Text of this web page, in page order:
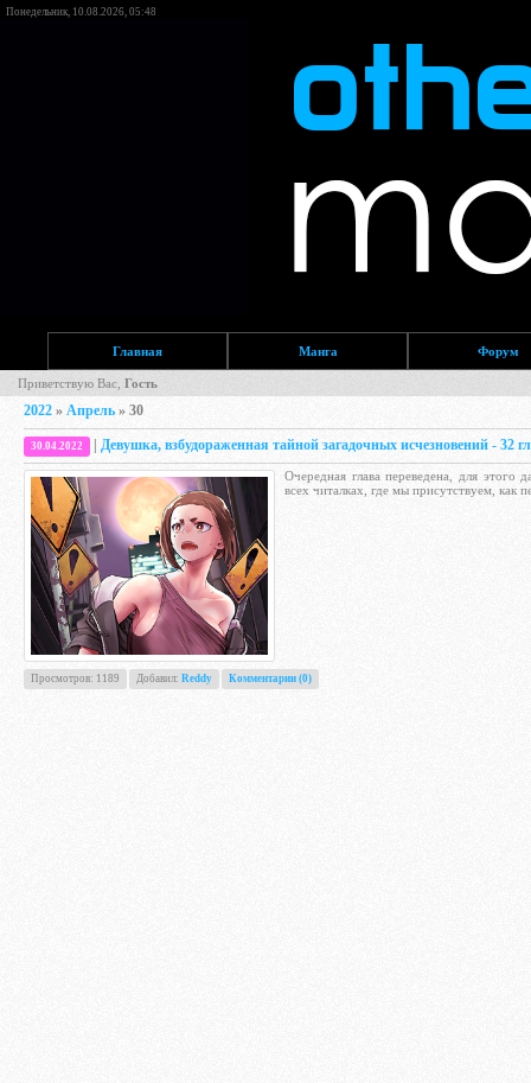
Понедельник, 10.08.2026, 05:48
Главная Манга Форум
Приветствую Вас, Гость
2022 » Апрель » 30
30.04.2022 Девушка, взбудораженная тайной загадочных исчезновений - 32
Очередная глава переведена, для
всех читалках, где мы присутствуем, как
Просмотров: 1189 Добавил: Reddy Комментарии (0)